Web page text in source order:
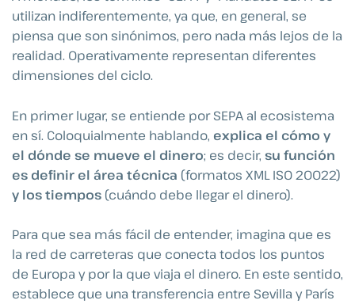
utilizan indiferentemente, ya que, en general, se
piensa que son sinónimos, pero nada más lejos de la
realidad. Operativamente representan diferentes
dimensiones del ciclo.
En primer lugar, se entiende por SEPA al ecosistema
en sí. Coloquialmente hablando, explica el cómo y
el dónde se mueve el dinero; es decir, su función
es definir el área técnica (formatos XML ISO 20022)
y los tiempos (cuándo debe llegar el dinero).
Para que sea más fácil de entender, imagina que es
la red de carreteras que conecta todos los puntos
de Europa y por la que viaja el dinero. En este sentido,
establece que una transferencia entre Sevilla y París